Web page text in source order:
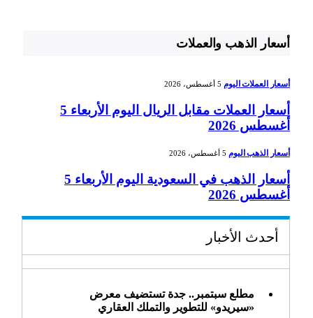
أسعار الذهب والعملات
أسعار العملات اليوم 5 أغسطس، 2026
أسعار العملات مقابل الريال اليوم الأربعاء 5
أغسطس 2026
أسعار الذهب اليوم 5 أغسطس، 2026
أسعار الذهب في السعودية اليوم الأربعاء 5
أغسطس 2026
أحدث الأخبار
مطلع سبتمبر.. جدة تستضيف معرض
«سيريدو» للتطوير والتملك العقاري